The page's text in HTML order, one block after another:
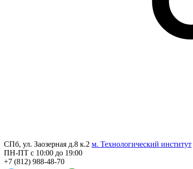
СПб, ул. Заозерная д.8 к.2 м. Технологический институт
ПН-ПТ с 10:00 до 19:00
+7 (812) 988-48-70